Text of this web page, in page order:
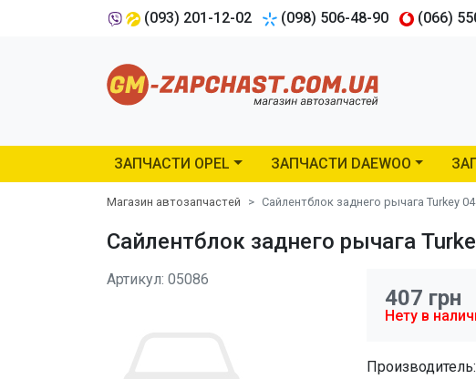
(093) 201-12-02 (098) 506-48-90 (066)
ЗАПЧАСТИ OPEL ЗАПЧАСТИ DAEWOO
Магазин автозапчастей Сайлентблок заднего рычага Turkey
Сайлентблок заднего рычага
Артикул: 05086
407 грн
Нету в
Производитель: